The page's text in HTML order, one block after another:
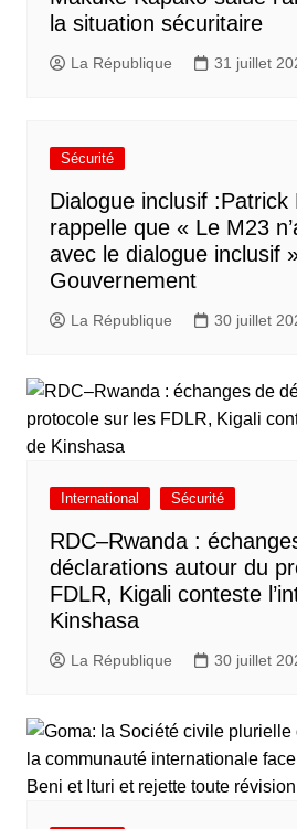
la situation sécuritaire
La République 31 juillet
Sécurité
Dialogue inclusif :Patrick
rappelle que « Le M23
avec le dialogue inclusif
Gouvernement
La République 30 juillet
International Sécurité
RDC–Rwanda :
déclarations autour du
FDLR, Kigali conteste
Kinshasa
La République 30 juillet